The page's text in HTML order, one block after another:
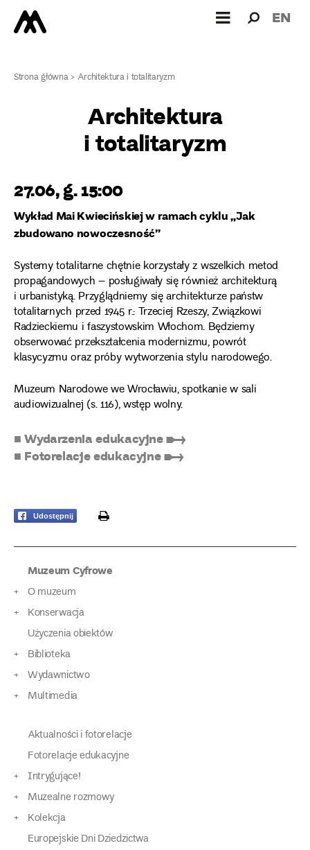
dla: EN
Strona główna>Architektura i totalitaryzm
Architektura
i totalitaryzm
27.06, g. 15:00
Wykład Mai Kwiecińskiej w ramach cyklu „Jak
zbudowano nowoczesność”
Systemy totalitarne chętnie korzystały z wszelkich metod
propagandowych – posługiwały się również architekturą
i urbanistyką. Przyglądniemy się architekturze państw
totalitarnych przed 1945 r.: Trzeciej Rzeszy, Związkowi
Radzieckiemu i faszystowskim Włochom. Będziemy
obserwować przekształcenia modernizmu, powrót
klasycyzmu oraz próby wytworzenia stylu narodowego.
Muzeum Narodowe we Wrocławiu, spotkanie w sali
audiowizualnej (s. 116), wstęp wolny.
■ Wydarzenia edukacyjne ➸
■ Fotorelacje edukacyjne ➸
Udostępnij print
Muzeum Cyfrowe
O muzeum
Konserwacja
Użyczenia obiektów
Biblioteka
Wydawnictwo
Multimedia
Aktualności i fotorelacje
Fotorelacje edukacyjne
Intrygujące!
Muzealne rozmowy
Kolekcja
Europejskie Dni Dziedzictwa